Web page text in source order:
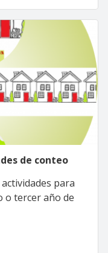
de conteo
para
o tercer año de